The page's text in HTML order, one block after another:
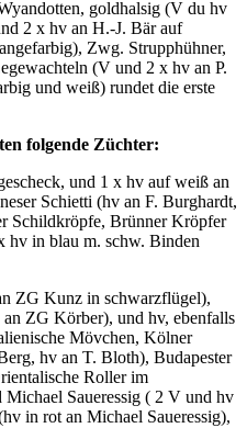
goldhalsig (V du hv
2 x hv an H.-J. Bär auf
Zwg. Strupphühner,
(V und 2 x hv an P.
und weiß) rundet die erste
folgende Züchter:
und 1 x hv auf weiß an
Schietti (hv an F. Burghardt,
Schildkröpfe, Brünner Kröpfer
in blau m. schw. Binden
ZG Kunz in schwarzflügel),
ZG Körber), und hv, ebenfalls
Mövchen, Kölner
hv an T. Bloth), Budapester
Roller im
Saueressig ( 2 V und hv
in rot an Michael Saueressig),